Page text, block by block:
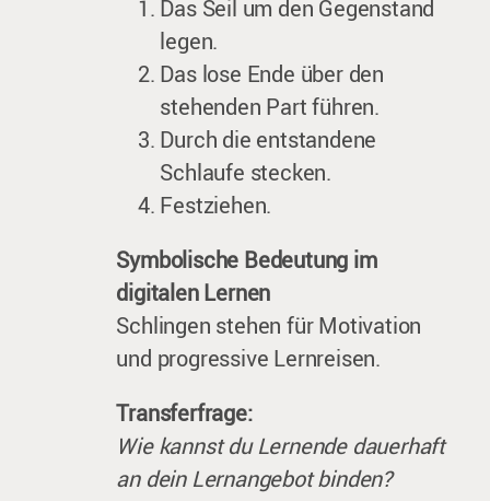
Das Seil um den Gegenstand
legen.
Das lose Ende über den
stehenden Part führen.
Durch die entstandene
Schlaufe stecken.
Festziehen.
Symbolische Bedeutung im
digitalen Lernen
Schlingen stehen für Motivation
und progressive Lernreisen.
Transferfrage:
Wie kannst du Lernende dauerhaft
an dein Lernangebot binden?